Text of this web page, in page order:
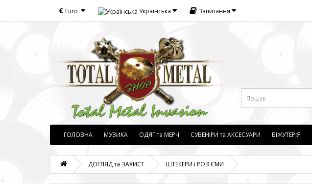
€ Euro Українська Запитання
ГОЛОВНА МУЗИКА ОДЯГ та МЕРЧ СУВЕНІРИ та АКСЕСУАРИ БІЖУТЕРІЯ
ДОГЛЯД та ЗАХИСТ ШТЕКЕРИ і РОЗ'ЄМИ